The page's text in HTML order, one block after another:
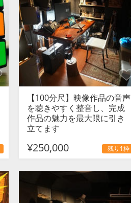
【100分尺】映像作品の音声
を聴きやすく整音し、完成
作品の魅力を最大限に引き
立てます
¥250,000 残り1枠